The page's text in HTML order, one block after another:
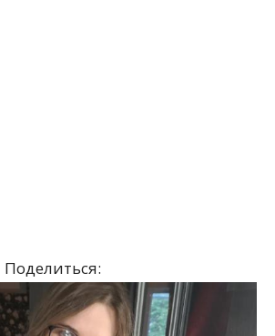
Поделиться: